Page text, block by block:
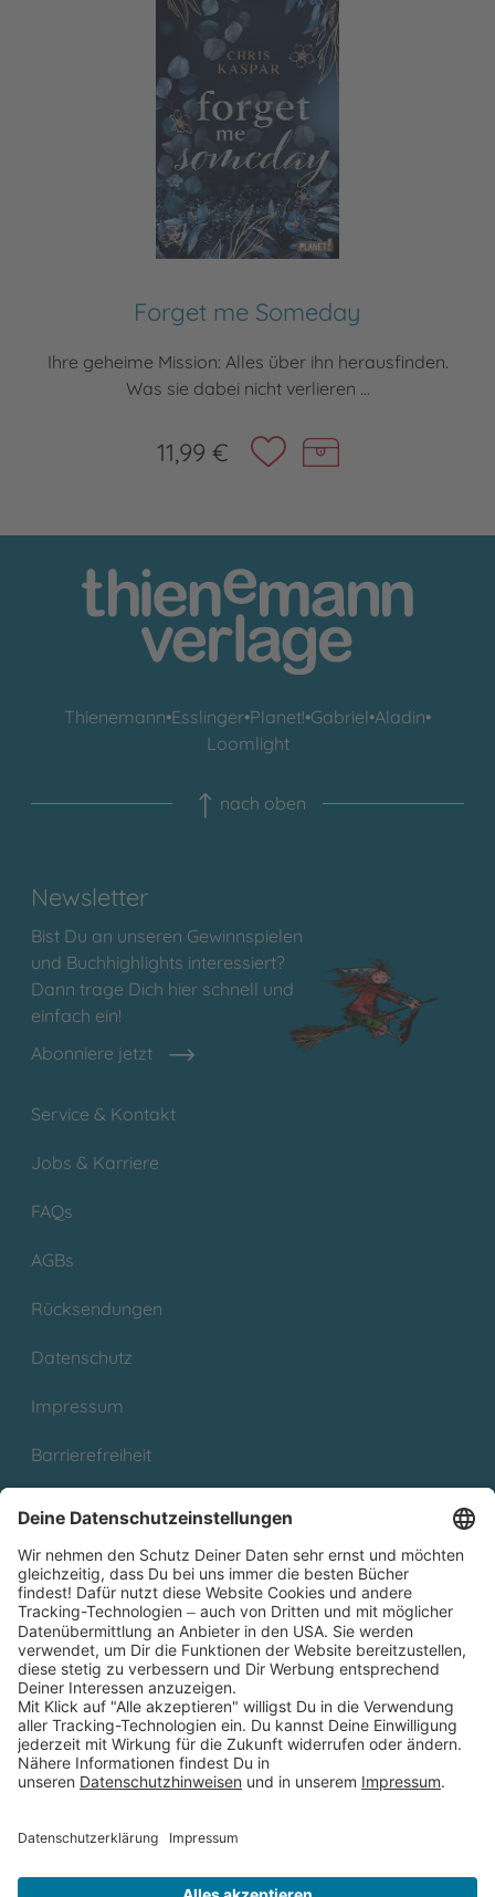
Forget me Someday
Ihre geheime Mission: Alles über ihn herausfinden.
Was sie dabei nicht verlieren ...
11,99 €
Thienemann•Esslinger•Planet!•Gabriel•Aladin•
Loomlight
nach oben
Newsletter
Bist Du an unseren Gewinnspielen
und Buchhighlights interessiert?
Dann trage Dich hier schnell und
einfach ein!
Abonniere jetzt
Service & Kontakt
Jobs & Karriere
FAQs
AGBs
Rücksendungen
Datenschutz
Impressum
Barrierefreiheit
Partnerprogramm (Affiliate)
Folge uns auf
* Versandkostenfrei ab 9,00 € Bestellwert innerhalb
Deutschlands
** Lieferzeit 1-3 Werktage innerhalb Deutschlands
Thienemann-Esslinger Verlag GmbH, Blumenstraße 36, D-70182